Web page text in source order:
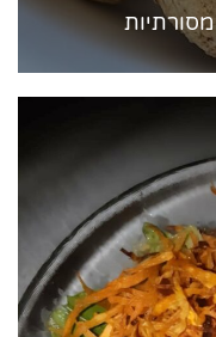
מסורתיות